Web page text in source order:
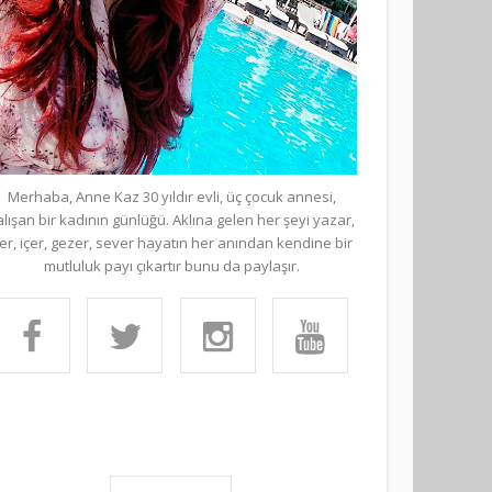
Merhaba, Anne Kaz 30 yıldır evli, üç çocuk annesi,
bir kadının günlüğü. Aklına gelen her şeyi yazar,
içer, gezer, sever hayatın her anından kendine bir
mutluluk payı çıkartır bunu da paylaşır.